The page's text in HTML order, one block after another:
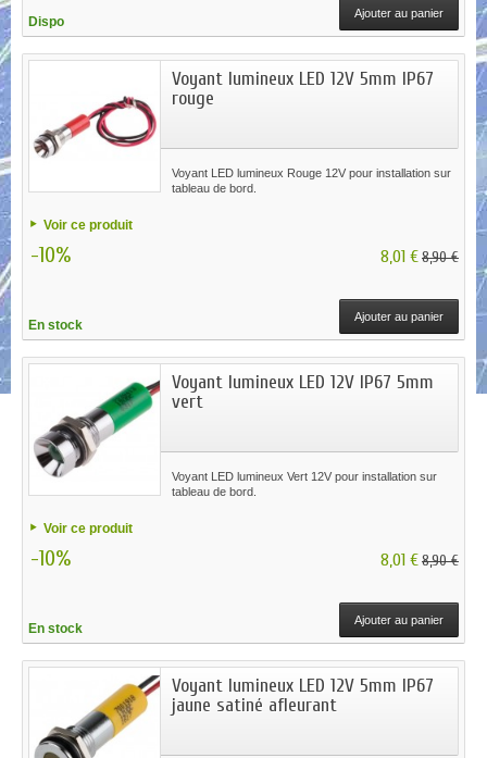
Dispo
Ajouter au panier
Voyant lumineux LED 12V 5mm IP67
rouge
Voyant LED lumineux Rouge 12V pour installation sur
tableau de bord.
Voir ce produit
-10% 8,01 €8,90 €
En stock
Ajouter au panier
Voyant lumineux LED 12V IP67 5mm
vert
Voyant LED lumineux Vert 12V pour installation sur
tableau de bord.
Voir ce produit
-10% 8,01 €8,90 €
En stock
Ajouter au panier
Voyant lumineux LED 12V 5mm IP67
jaune satiné afleurant